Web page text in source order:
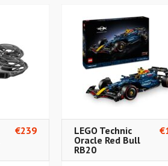
€239
LEGO Technic
Oracle Red Bull
RB20